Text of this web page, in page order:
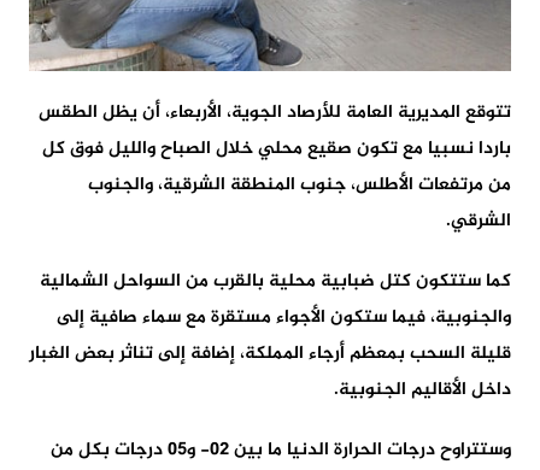
تتوقع المديرية العامة للأرصاد الجوية، الأربعاء، أن يظل الطقس
باردا نسبيا مع تكون صقيع محلي خلال الصباح والليل فوق كل
من مرتفعات الأطلس، جنوب المنطقة الشرقية، والجنوب
الشرقي.
كما ستتكون كتل ضبابية محلية بالقرب من السواحل الشمالية
والجنوبية، فيما ستكون الأجواء مستقرة مع سماء صافية إلى
قليلة السحب بمعظم أرجاء المملكة، إضافة إلى تناثر بعض الغبار
داخل الأقاليم الجنوبية.
وستتراوح درجات الحرارة الدنيا ما بين 02- و05 درجات بكل من